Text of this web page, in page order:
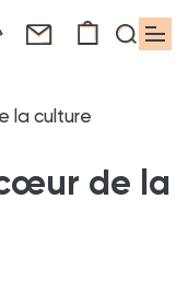
au
page
site
la culture
de la